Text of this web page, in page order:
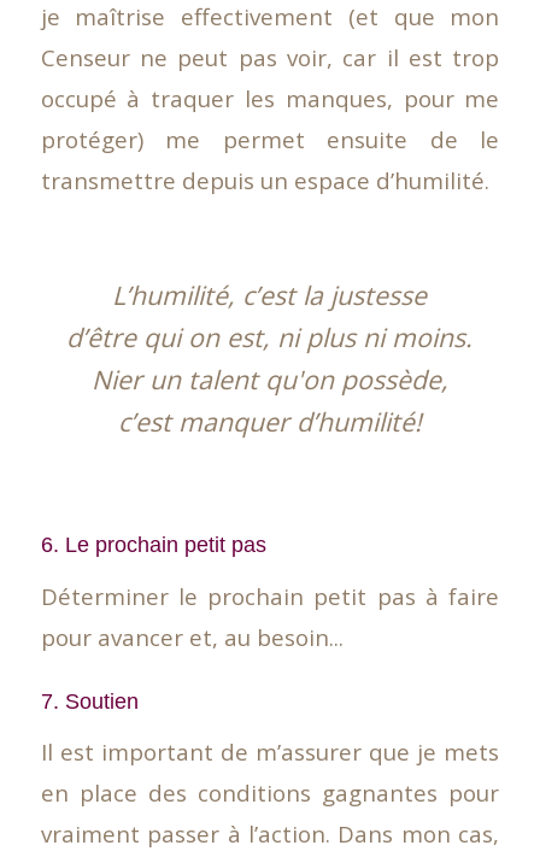
je maîtrise effectivement (et que mon
Censeur ne peut pas voir, car il est trop
occupé à traquer les manques, pour me
protéger) me permet ensuite de le
transmettre depuis un espace d’humilité.
L’humilité, c’est la justesse
d’être qui on est, ni plus ni moins.
Nier un talent qu'on possède,
c’est manquer d’humilité!
6. Le prochain petit pas
Déterminer le prochain petit pas à faire
pour avancer et, au besoin...
7. Soutien
Il est important de m’assurer que je mets
en place des conditions gagnantes pour
vraiment passer à l’action. Dans mon cas,